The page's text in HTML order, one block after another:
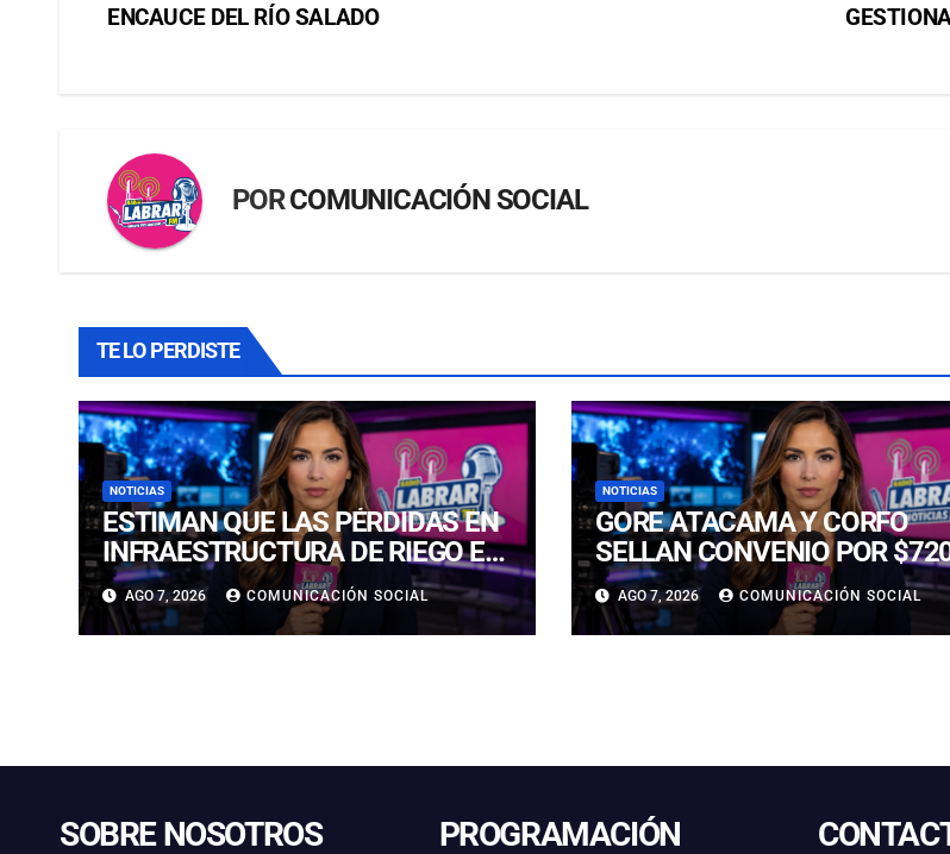
ENCAUCE DEL RÍO SALADO
PORCOMUNICACIÓN SOCIAL
TE LO PERDISTE
NOTICIAS
ESTIMAN QUE LAS PÉRDIDAS EN
INFRAESTRUCTURA DE RIEGO EN
LA CUENCA DEL HUASCO SON
MILLONARIAS
AGO 7, 2026 COMUNICACIÓN SOCIAL
NOTICIAS
GORE ATACAMA Y CORFO
SELLAN CONVENIO POR
MILLONES PARA LA
REACTIVACIÓN
LA REGIÓN
AGO 7, 2026 COMUNICACIÓN SOCIAL
SOBRE NOSOTROS PROGRAMACIÓN